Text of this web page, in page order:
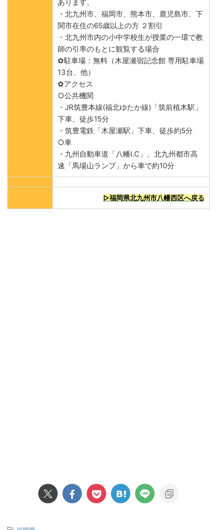
あります。
・北九州市、福岡市、熊本市、鹿児島市、下
関市在住の65歳以上の方 ２割引
・北九州市内の小中学校生が授業の一環で教
師の引率のもとに観覧する場合
✿駐車場：無料（木屋瀬宿記念館 専用駐車場
13台、他）
✿アクセス
○公共機関
・JR筑豊本線(福北ゆたか線)「筑前植木駅」
下車、徒歩15分
・筑豊電鉄「木屋瀬駅」下車、徒歩約5分
○車
・九州自動車道「八幡I.C」、北九州都市高
速「馬場山ランプ」から車で約10分
▷福岡県北九州市八幡西区へ戻る